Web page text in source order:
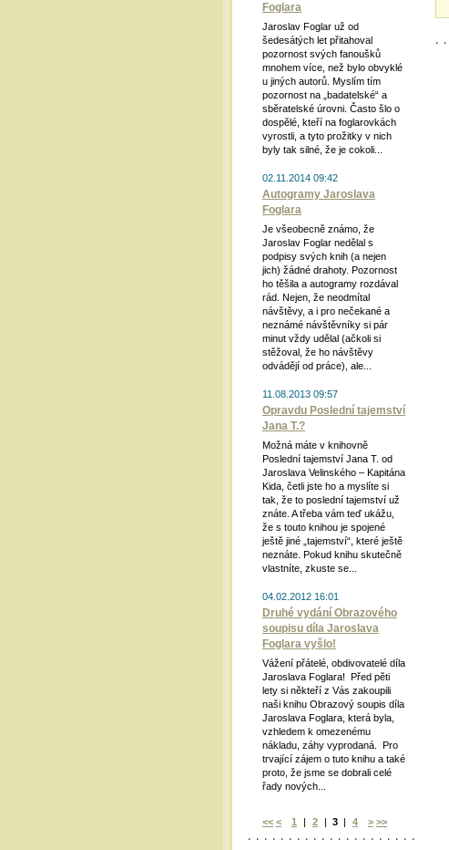
Foglara
Jaroslav Foglar už od
šedesátých let přitahoval
pozornost svých fanoušků
mnohem více, než bylo obvyklé
u jiných autorů. Myslím tím
pozornost na „badatelské“ a
sběratelské úrovni. Často šlo o
dospělé, kteří na foglarovkách
vyrostli, a tyto prožitky v nich
byly tak silné, že je cokoli...
02.11.2014 09:42
Autogramy Jaroslava
Foglara
Je všeobecně známo, že
Jaroslav Foglar nedělal s
podpisy svých knih (a nejen
jich) žádné drahoty. Pozornost
ho těšila a autogramy rozdával
rád. Nejen, že neodmítal
návštěvy, a i pro nečekané a
neznámé návštěvníky si pár
minut vždy udělal (ačkoli si
stěžoval, že ho návštěvy
odvádějí od práce), ale...
11.08.2013 09:57
Opravdu Poslední tajemství
Jana T.?
Možná máte v knihovně
Poslední tajemství Jana T. od
Jaroslava Velinského – Kapitána
Kida, četli jste ho a myslíte si
tak, že to poslední tajemství už
znáte. A třeba vám teď ukážu,
že s touto knihou je spojené
ještě jiné „tajemství“, které ještě
neznáte. Pokud knihu skutečně
vlastníte, zkuste se...
04.02.2012 16:01
Druhé vydání Obrazového
soupisu díla Jaroslava
Foglara vyšlo!
Vážení přátelé, obdivovatelé díla
Jaroslava Foglara! Před pěti
lety si někteří z Vás zakoupili
naši knihu Obrazový soupis díla
Jaroslava Foglara, která byla,
vzhledem k omezenému
nákladu, záhy vyprodaná. Pro
trvající zájem o tuto knihu a také
proto, že jsme se dobrali celé
řady nových...
<< < 1 | 2 | 3 | 4 > >>